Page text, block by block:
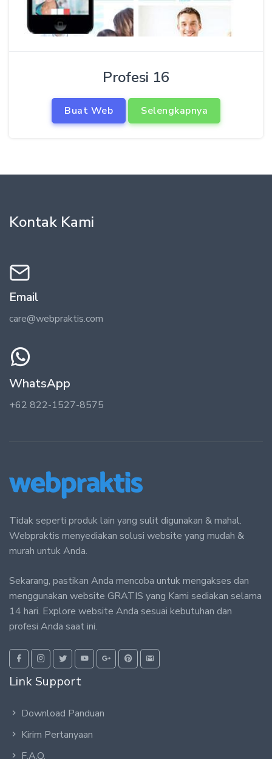
Profesi 16
Buat Web Selengkapnya
Kontak Kami
Email
care@webpraktis.com
WhatsApp
+62 822-1527-8575
Tidak seperti produk lain yang sulit digunakan & mahal.
Webpraktis menyediakan solusi website yang mudah &
murah untuk Anda.
Sekarang, pastikan Anda mencoba untuk mengakses dan
menggunakan website GRATIS yang Kami sediakan selama
14 hari. Explore website Anda sesuai kebutuhan dan
profesi Anda saat ini.
Link Support
Download Panduan
Kirim Pertanyaan
F.A.Q.